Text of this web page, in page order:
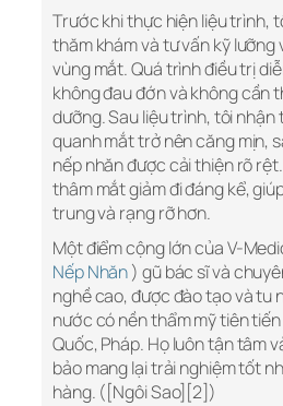
Trước khi thực hiện liệu trình,
thăm khám và tư vấn kỹ lưỡng
vùng mắt. Quá trình điều trị
không đau đớn và không cần
dưỡng. Sau liệu trình, tôi nhận
quanh mắt trở nên căng mịn,
nếp nhăn được cải thiện rõ
thâm mắt giảm đi đáng kể,
trung và rạng rỡ hơn.
Một điểm cộng lớn của V-
Nếp Nhăn) gũ bác sĩ và
nghề cao, được đào tạo và tu
nước có nền thẩm mỹ tiên
Quốc, Pháp. Họ luôn tận tâm
bảo mang lại trải nghiệm tốt
hàng. ([Ngôi Sao][2])